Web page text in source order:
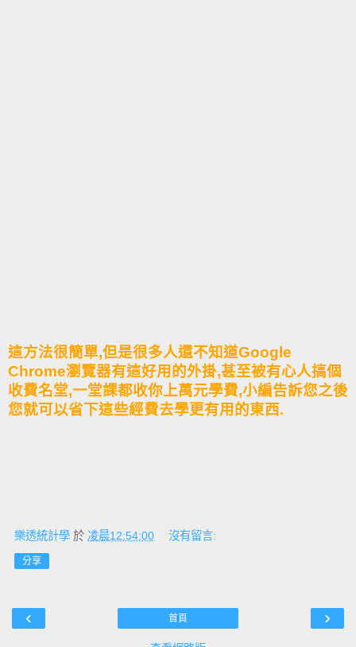
這方法很簡單,但是很多人還不知道Google
Chrome瀏覽器有這好用的外掛,甚至被有心人搞個
收費名堂,一堂課都收你上萬元學費,小編告訴您之後
您就可以省下這些經費去學更有用的東西.
樂透統計學 於 凌晨12:54:00 沒有留言:
分享
‹ ›
首頁